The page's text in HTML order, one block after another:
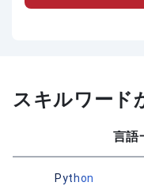
スキルワード
言語
Python